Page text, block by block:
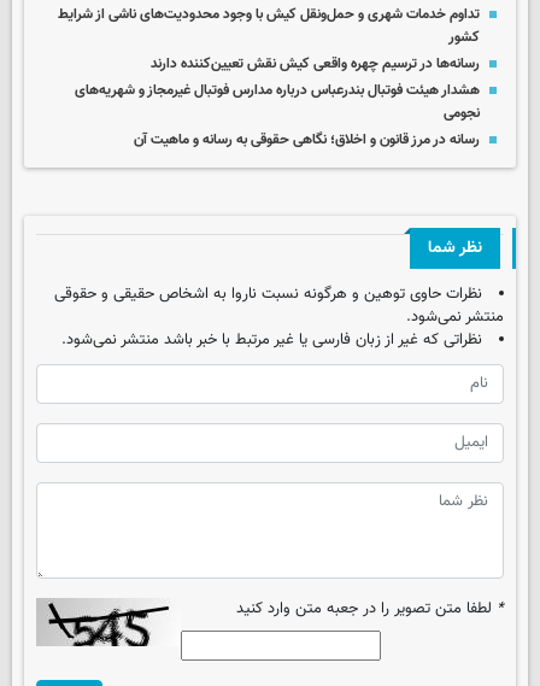
تداوم خدمات شهری و حمل‌ونقل کیش با وجود محدودیت‌های ناشی از شرایط
کشور
رسانه‌ها در ترسیم چهره واقعی کیش نقش تعیین‌کننده دارند
هشدار هیئت فوتبال بندرعباس درباره مدارس فوتبال غیرمجاز و شهریه‌های
نجومی
رسانه در مرز قانون و اخلاق؛ نگاهی حقوقی به رسانه و ماهیت آن
نظر شما
نظرات حاوی توهین و هرگونه نسبت ناروا به اشخاص حقیقی و حقوقی
منتشر نمی‌شود.
نظراتی که غیر از زبان فارسی یا غیر مرتبط با خبر باشد منتشر نمی‌شود.
* لطفا متن تصویر را در جعبه متن وارد کنید